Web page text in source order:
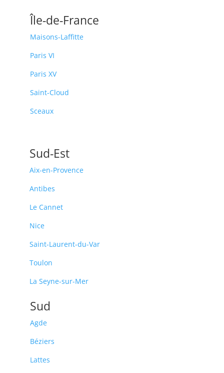
Île-de-France
Maisons-Laffitte
Paris VI
Paris XV
Saint-Cloud
Sceaux
Sud-Est
Aix-en-Provence
Antibes
Le Cannet
Nice
Saint-Laurent-du-Var
Toulon
La Seyne-sur-Mer
Sud
Agde
Béziers
Lattes